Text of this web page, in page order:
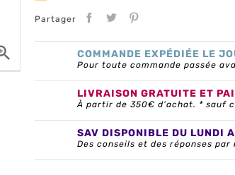
Partager
COMMANDE EXPÉDIÉE LE
Pour toute commande passée
LIVRAISON GRATUITE ET
À partir de 350€ d’achat. * sauf
SAV DISPONIBLE DU LUNDI
Des conseils et des réponses